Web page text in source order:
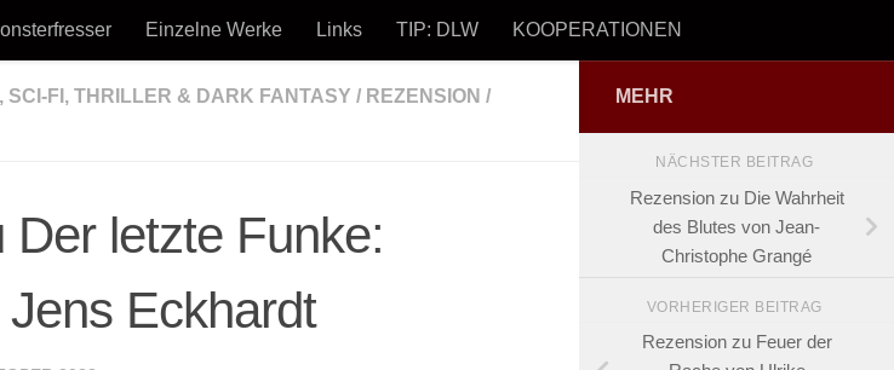
Einzelne Werke Links TIP: DLW KOOPERATIONEN
SCI-FI, THRILLER & DARK FANTASY / REZENSION /
Der letzte Funke:
Eckhardt
MEHR
NÄCHSTER BEITRAG
Rezension zu Die Wahrheit
des Blutes von Jean-
Christophe Grangé
VORHERIGER BEITRAG
Rezension zu Feuer der